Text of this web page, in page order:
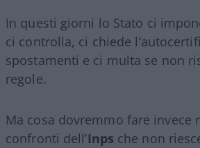
In questi giorni lo Stato ci
ci controlla, ci chiede
spostamenti e ci multa se non
regole.
Ma cosa dovremmo fare invece
confronti dell’Inps che non